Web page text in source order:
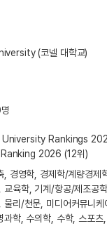
(코넬 대학교)
Rankings
2026 (12위)
, 경영학, 경제학/계량경제
교육학, 기계/항공/제조공
물리/천문, 미디어커뮤니케
과학, 수의학, 수학, 스포츠